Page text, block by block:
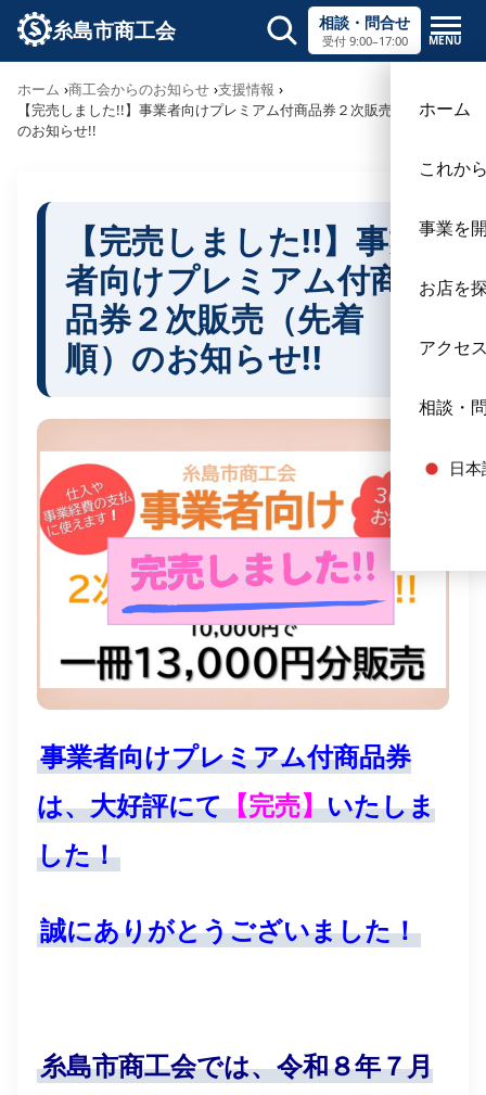
糸島市商工会 相談・問合せ
受付 9:00–17:00 MENU
サイト内検索
ホーム
これか
事業を
お店を
アクセ
相談・
日
ホーム 商工会からのお知らせ 支援情報
【完売しました!!】事業者向けプレミアム付商品券２次販売（先着順）
のお知らせ!!
【完売しました!!】事業
者向けプレミアム付商
品券２次販売（先着
順）のお知らせ!!
事業者向けプレミアム付商品券
は、大好評にて【完売】いたしま
した！
誠にありがとうございました！
糸島市商工会では、令和８年７月